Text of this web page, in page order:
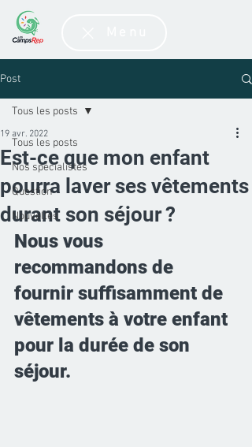
Post
Tous les posts
Nos spécialistes
Question
Nouvelles
Tous les posts
Est-ce que mon enfant
pourra laver ses vêtements
durant son séjour ?
19 avr. 2022
Nous vous
recommandons de
fournir suffisamment de
vêtements à votre enfant
pour la durée de son
séjour.